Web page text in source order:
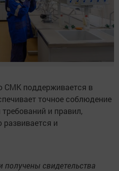
СМК поддерживается в
точное соблюдение
и правил,
развивается и
получены свидетельства